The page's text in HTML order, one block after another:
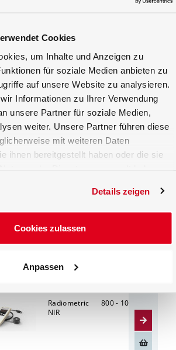
Cookies
um Inhalte und Anzeigen zu
für soziale Medien anbieten zu
auf unsere Website zu analysieren.
Informationen zu Ihrer Verwendung
unsere Partner für soziale Medien,
weiter. Unsere Partner führen diese
mit weiteren Daten
ihnen bereitgestellt haben oder die sie
Details zeigen
Cookies zulassen
Anpassen
LED λ's:
365, 375,
385, 395,
405 & 430
nm
Photopic; f1
380 -780
Radiometric
VIS
Radiometric
NIR
800 - 1000